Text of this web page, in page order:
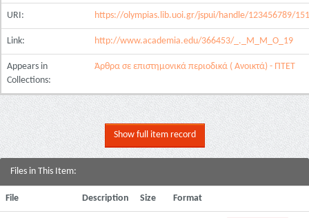
URI: https://olympias.lib.uoi.gr/jspui/handle/123456789/
Link: http://www.academia.edu/366453/_._M_M_O_19
Appears in
Collections:
Άρθρα σε επιστημονικά περιοδικά ( Ανοικτά) - ΠΤΕΤ
Show full item record
Files in This Item:
File Description Size Format